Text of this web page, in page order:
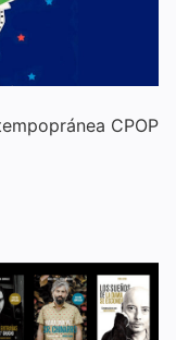
CPOP